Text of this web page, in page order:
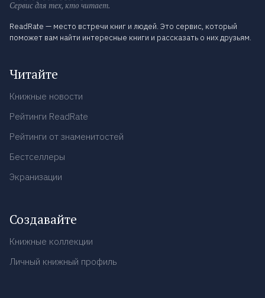
Сервис для тех, кто читает.
ReadRate — место встречи книг и людей. Это сервис, который
поможет вам найти интересные книги и рассказать о них друзьям.
Читайте
Книжные новости
Рейтинги ReadRate
Рейтинги от знаменитостей
Бестселлеры
Экранизации
Создавайте
Книжные коллекции
Личный книжный профиль